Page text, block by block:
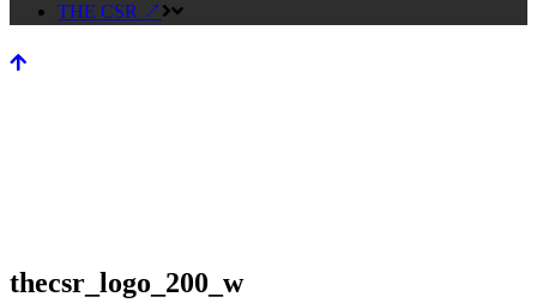
THE CSR ↗
thecsr_logo_200_w
thecsr_logo_200_w